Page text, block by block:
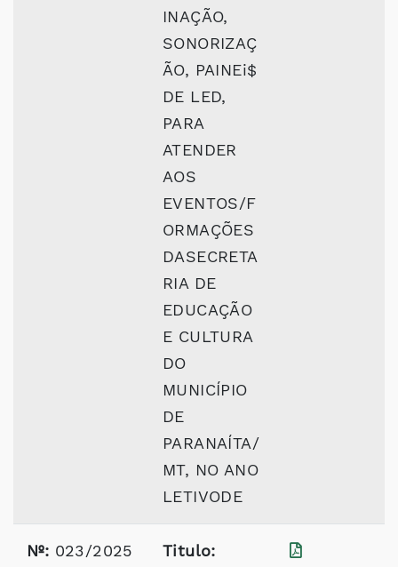
INAÇÃO,
SONORIZAÇ
ÃO, PAINEi$
DE LED,
PARA
ATENDER
AOS
EVENTOS/F
ORMAÇÕES
DASECRETA
RIA DE
EDUCAÇÃO
E CULTURA
DO
MUNICÍPIO
DE
PARANAÍTA/
MT, NO ANO
LETIVODE
Nº: 023/2025
Titulo: